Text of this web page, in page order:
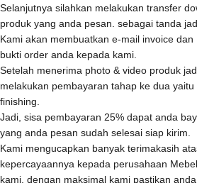
Selanjutnya silahkan melakukan transfer
produk yang anda pesan. sebagai tanda
Kami akan membuatkan e-mail invoice
bukti order anda kepada kami.
Setelah menerima photo & video produk
melakukan pembayaran tahap ke dua
finishing.
Jadi, sisa pembayaran 25% dapat anda
yang anda pesan sudah selesai siap kirim.
Kami mengucapkan banyak terimakasih
kepercayaannya kepada perusahaan
kami, dengan maksimal kami pastikan